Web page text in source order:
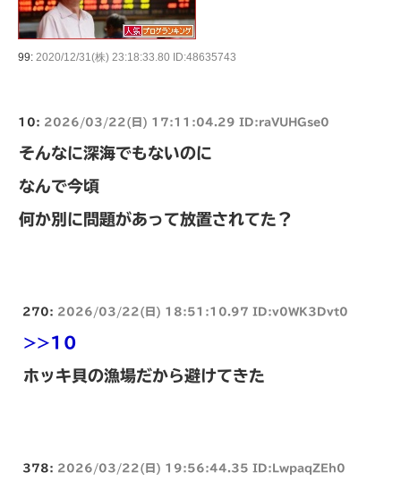
99: 2020/12/31(株) 23:18:33.80 ID:48635743
10: 2026/03/22(日) 17:11:04.29 ID:raVUHGse0
そんなに深海でもないのに
なんで今頃
何か別に問題があって放置されてた？
270: 2026/03/22(日) 18:51:10.97 ID:v0WK3Dvt0
>>10
ホッキ貝の漁場だから避けてきた
378: 2026/03/22(日) 19:56:44.35 ID:LwpaqZEh0